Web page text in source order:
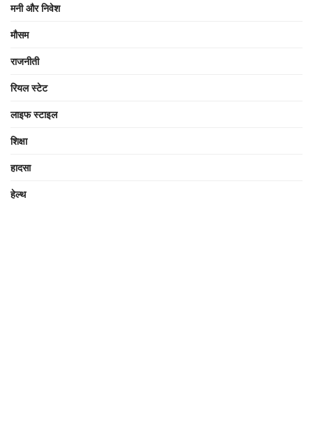
मनी और निवेश
मौसम
राजनीती
रियल स्टेट
लाइफ स्टाइल
शिक्षा
हादसा
हेल्थ